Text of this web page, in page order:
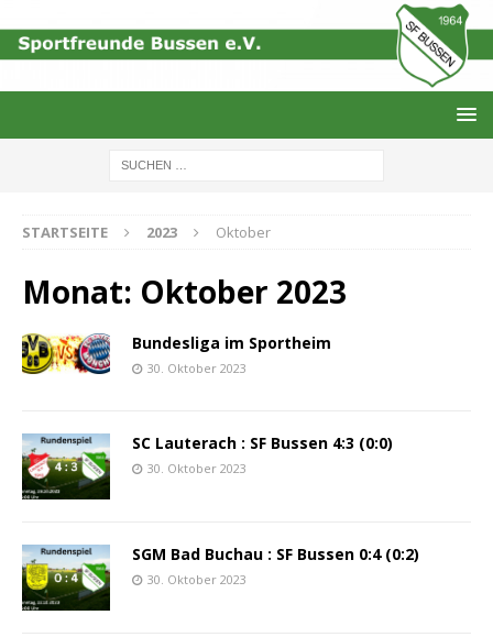
STARTSEITE 2023 Oktober
Monat: Oktober 2023
Bundesliga im Sportheim
30. Oktober 2023
SC Lauterach : SF Bussen 4:3 (0:0)
30. Oktober 2023
SGM Bad Buchau : SF Bussen 0:4 (0:2)
30. Oktober 2023